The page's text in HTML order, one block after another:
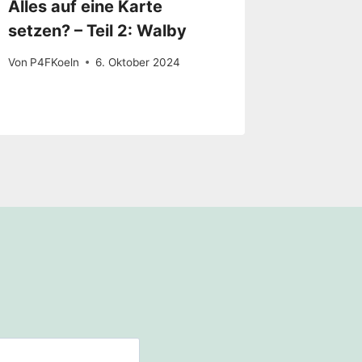
Alles auf eine Karte
setzen? – Teil 2: Walby
Von P4FKoeln 6. Oktober 2024